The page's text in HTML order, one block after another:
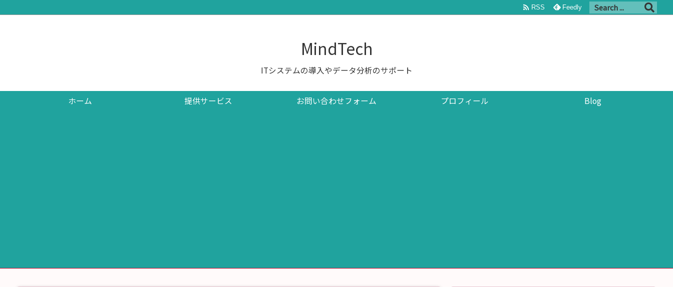
MindTech
ITシステムの導入やデータ分析のサポート
ホーム 提供サービス お問い合わせフォーム プロフィール Blog
 RSS Feedly